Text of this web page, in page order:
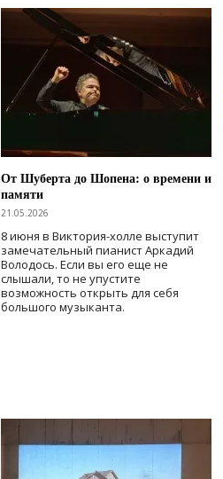
От Шуберта до Шопена: о времени и
памяти
21.05.2026
8 июня в Виктория-холле выступит
замечательный пианист Аркадий
Володось. Если вы его еще не
слышали, то не упустите
возможность открыть для себя
большого музыканта.